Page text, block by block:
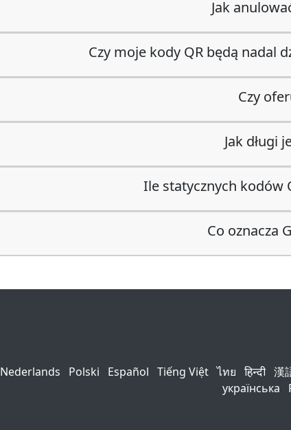
Jak
Czy moje kody QR będą nadal
Czy
Jak długi
Ile statycznych kodów
Co oznacza
Nederlands Polski Español Tiếng Việt ไทย हिन्दी 漢
українська